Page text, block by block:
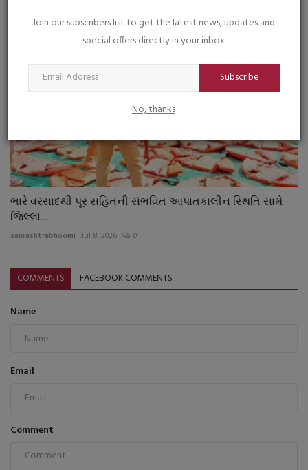
Join our subscribers list to get the latest news, updates and
special offers directly in your inbox
Subscribe
No, thanks
ભારે વરસાદથી પૂર સહિતની સંભવિત આપાતકાલીન સ્થિતિ સામે
જિલ્લા...
saurashtrabhoomi Jul 8, 2026 0
COMMENTS FACEBOOK COMMENTS
Name
Email
Comment